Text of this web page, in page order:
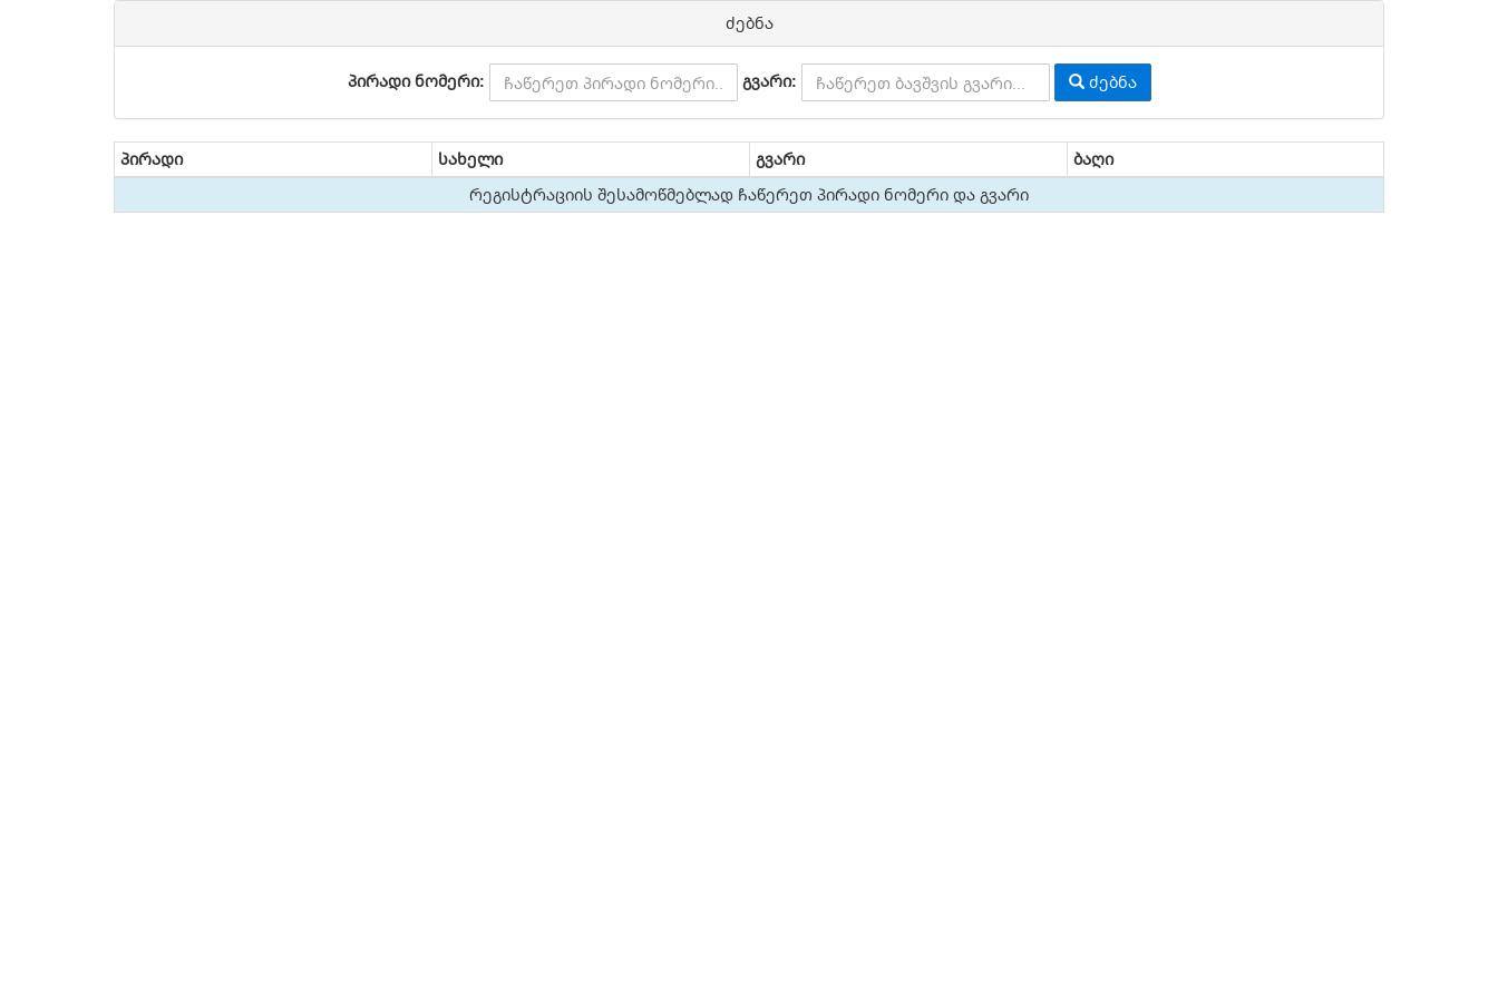
ძებნა
პირადი ნომერი: გვარი: ძებნა
პირადი სახელი გვარი
ბაღი
რეგისტრაციის შესამოწმებლად ჩაწერეთ პირადი ნომერი და გვარი